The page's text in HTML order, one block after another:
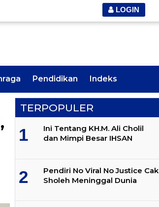
LOGIN
Pendidikan Indeks
TERPOPULER
Ini Tentang KH.M. Ali Cholil
dan Mimpi Besar IHSAN
Pendiri No Viral No Justice Cak
Sholeh Meninggal Dunia